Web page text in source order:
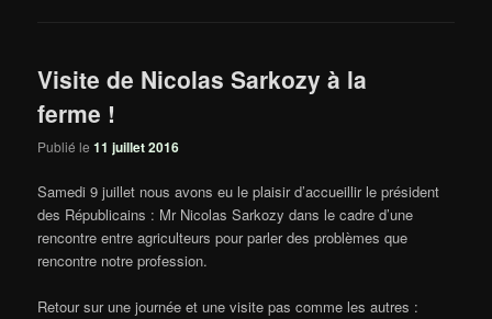
Visite de Nicolas Sarkozy à la
ferme !
Publié le11 juillet 2016
Samedi 9 juillet nous avons eu le plaisir d’accueillir le président
des Républicains : Mr Nicolas Sarkozy dans le cadre d’une
rencontre entre agriculteurs pour parler des problèmes que
rencontre notre profession.
Retour sur une journée et une visite pas comme les autres :